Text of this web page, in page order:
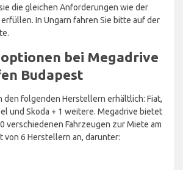
die gleichen Anforderungen wie der
In Ungarn fahren Sie bitte auf der
bei Megadrive
Budapest
den folgenden Herstellern erhältlich: Fiat,
und Skoda + 1 weitere. Megadrive bietet
verschiedenen Fahrzeugen zur Miete am
von 6 Herstellern an, darunter: